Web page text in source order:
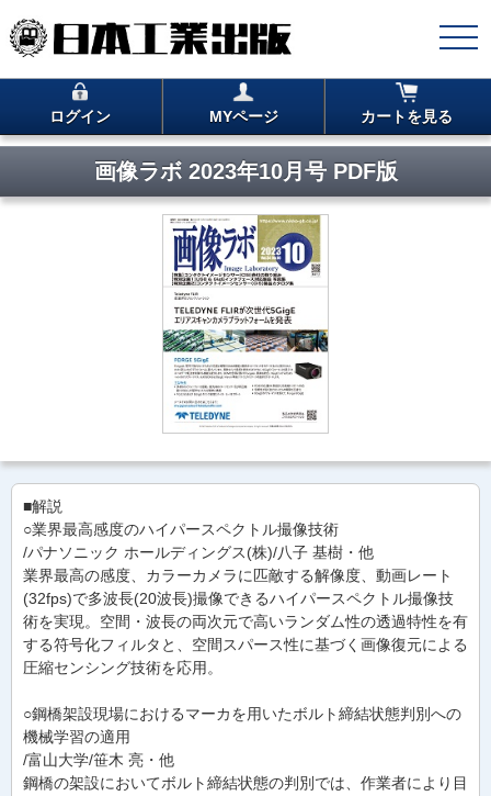
ログイン MYページ カートを見る
画像ラボ 2023年10月号 PDF版
■解説
○業界最高感度のハイパースペクトル撮像技術
/パナソニック ホールディングス(株)/八子 基樹・他
業界最高の感度、カラーカメラに匹敵する解像度、動画レート
(32fps)で多波長(20波長)撮像できるハイパースペクトル撮像技
術を実現。空間・波長の両次元で高いランダム性の透過特性を有
する符号化フィルタと、空間スパース性に基づく画像復元による
圧縮センシング技術を応用。
○鋼橋架設現場におけるマーカを用いたボルト締結状態判別への
機械学習の適用
/富山大学/笹木 亮・他
鋼橋の架設においてボルト締結状態の判別では、作業者により目